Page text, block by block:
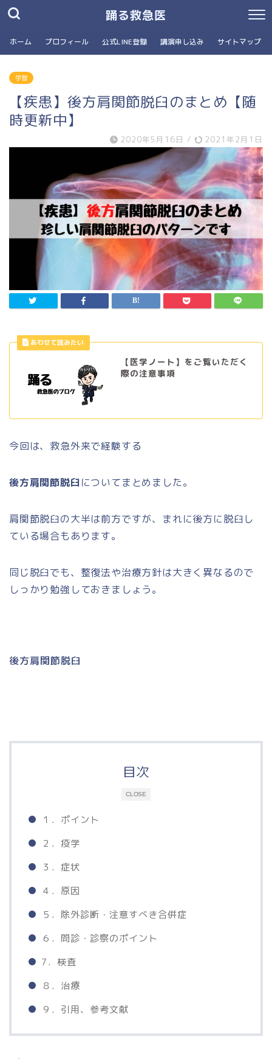
踊る救急医
ホーム プロフィール 公式LINE登録 講演申し込み サイトマップ
学習
【疾患】後方肩関節脱臼のまとめ【随
時更新中】
2020年5月16日 / 2021年2月1日
【医学ノート】をご覧いただく
際の注意事項
今回は、救急外来で経験する
後方肩関節脱臼についてまとめました。
肩関節脱臼の大半は前方ですが、まれに後方に脱臼し
ている場合もあります。
同じ脱臼でも、整復法や治療方針は大きく異なるので
しっかり勉強しておきましょう。
後方肩関節脱臼
CLOSE
目次
１．ポイント
２．疫学
３．症状
４．原因
５．除外診断・注意すべき合併症
６．問診・診察のポイント
7．検査
８．治療
９．引用、参考文献